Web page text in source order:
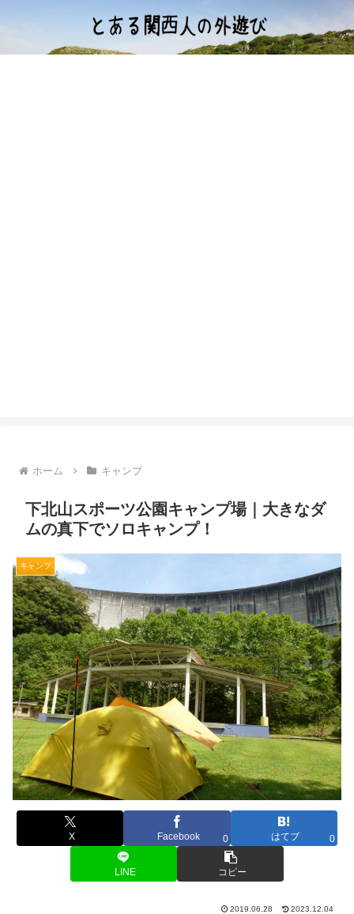
ホーム キャンプ
下北山スポーツ公園キャンプ場｜大きなダ
ムの真下でソロキャンプ！
キャンプ
X Facebook 0 はてブ 0
LINE コピー
2019.06.28 2023.12.04